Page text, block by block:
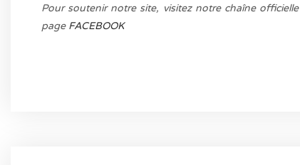
Pour soutenir notre site, visitez notre chaîne officielle
page FACEBOOK